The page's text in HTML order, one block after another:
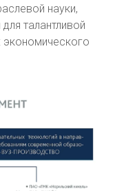
науки,
талантливой